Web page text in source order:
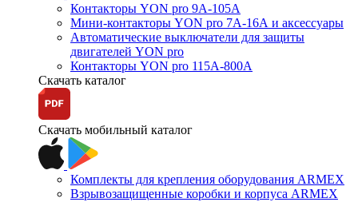
Контакторы YON pro 9А-105А
Мини-контакторы YON pro 7А-16А и аксессуары
Автоматические выключатели для защиты
двигателей YON pro
Контакторы YON pro 115А-800А
Скачать каталог
Скачать мобильный каталог
Комплекты для крепления оборудования ARMEX
Взрывозащищенные коробки и корпуса ARMEX